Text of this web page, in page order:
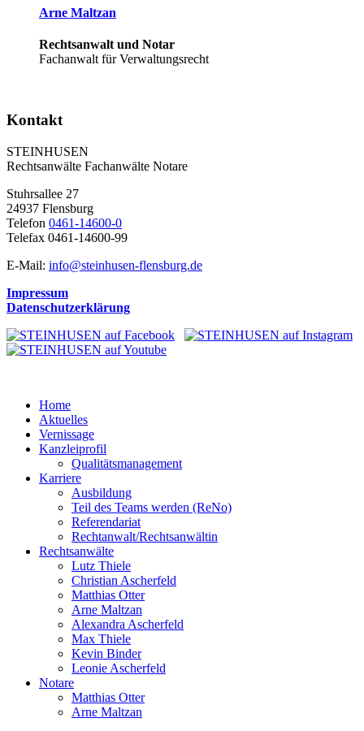
Arne Maltzan
Rechtsanwalt und Notar
Fachanwalt für Verwaltungsrecht
Kontakt
STEINHUSEN
Rechtsanwälte Fachanwälte Notare
Stuhrsallee 27
24937 Flensburg
Telefon 0461-14600-0
Telefax 0461-14600-99
E-Mail: info@steinhusen-flensburg.de
Impressum
Datenschutzerklärung
Home
Aktuelles
Vernissage
Kanzleiprofil
Qualitätsmanagement
Karriere
Ausbildung
Teil des Teams werden (ReNo)
Referendariat
Rechtanwalt/Rechtsanwältin
Rechtsanwälte
Lutz Thiele
Christian Ascherfeld
Matthias Otter
Arne Maltzan
Alexandra Ascherfeld
Max Thiele
Kevin Binder
Leonie Ascherfeld
Notare
Matthias Otter
Arne Maltzan